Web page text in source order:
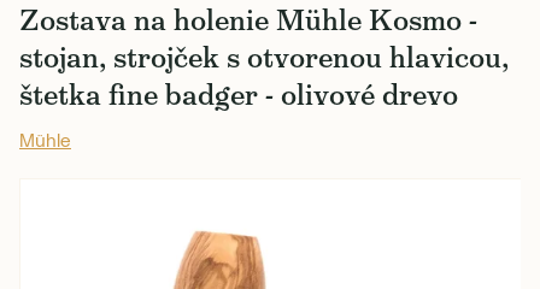
Zostava na holenie Mühle Kosmo -
stojan, strojček s otvorenou hlavicou,
štetka fine badger - olivové drevo
Mühle